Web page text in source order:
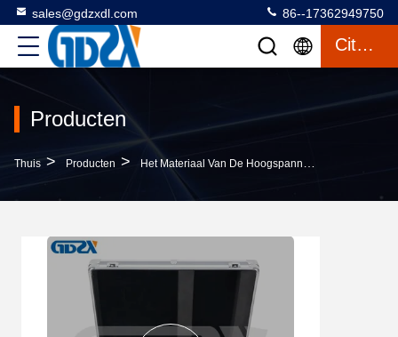
sales@gdzxdl.com 86--17362949750
Citaat
Producten
Thuis > Producten > Het Materiaal Van De Hoogspanningstest